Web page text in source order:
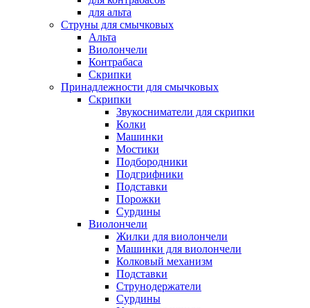
для альта
Струны для смычковых
Альта
Виолончели
Контрабаса
Скрипки
Принадлежности для смычковых
Скрипки
Звукосниматели для скрипки
Колки
Машинки
Мостики
Подбородники
Подгрифники
Подставки
Порожки
Сурдины
Виолончели
Жилки для виолончели
Машинки для виолончели
Колковый механизм
Подставки
Струнодержатели
Сурдины